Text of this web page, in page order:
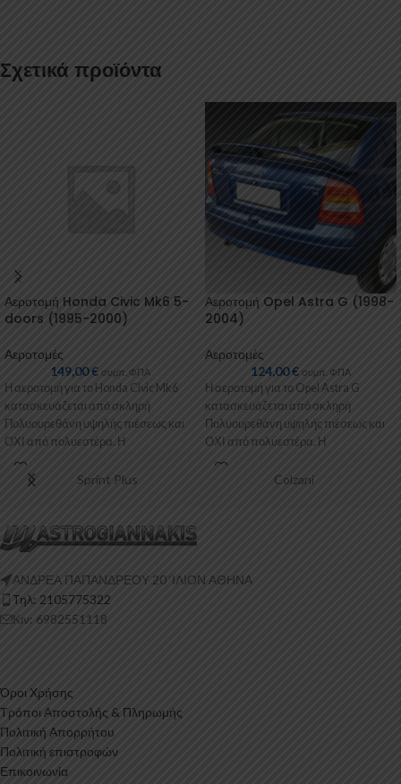
Σχετικά προϊόντα
Αεροτομή Honda Civic Mk6 5-
doors (1995-2000)
Αεροτομές
149,00€ συμπ. ΦΠΑ
Η αεροτομή για το Honda Civic Mk6
κατασκευάζεται από σκληρή
Πολυουρεθάνη υψηλής πιέσεως και
ΟΧΙ από πολυεστέρα. Η
Πολυουρεθάνη είναι
Αεροτομή Opel Astra G (1998-
2004)
Αεροτομές
124,00€ συμπ. ΦΠΑ
Η αεροτομή για το Opel Astra G
κατασκευάζεται από σκληρή
Πολυουρεθάνη υψηλής πιέσεως και
ΟΧΙ από πολυεστέρα. Η
Πολυουρεθάνη είναι
Sprint Plus Colzani
ΑΝΔΡΕΑ ΠΑΠΑΝΔΡΕΟΥ 20 ‘ΙΛΙΟΝ ΑΘΗΝΑ
Τηλ: 2105775322
Κιν: 6982551118
Όροι Χρήσης
Τρόποι Αποστολής & Πληρωμής
Πολιτική Απορρήτου
Πολιτική επιστροφών
Επικοινωνία